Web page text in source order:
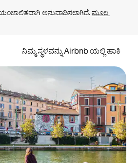
ಅನುವಾದಿಸಲಾಗಿದೆ. ಮೂಲ
ನಿಮ್ಮ ಸ್ಥಳವನ್ನು Airbnb ಯಲ್ಲಿ ಹಾಕಿ